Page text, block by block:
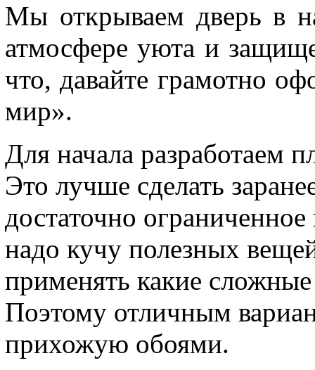
Мы открываем дверь в
атмосфере уюта и
что, давайте грамотно
мир».
Для начала разработаем
Это лучше сделать
достаточно
надо кучу полезных
применять какие
Поэтому отличным
прихожую обоями.